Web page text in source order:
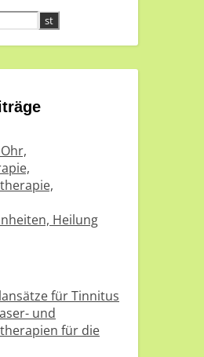
für Tinnitus
und
für die